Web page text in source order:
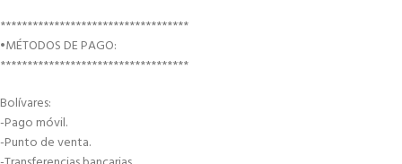
***********************************
•MÉTODOS DE PAGO:
***********************************
Bolívares:
-Pago móvil.
-Punto de venta.